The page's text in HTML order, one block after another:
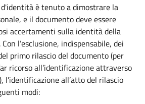
è tenuto a dimostrare la
e il documento deve essere
accertamenti sulla identità della
l’esclusione, indispensabile, dei
primo rilascio del documento (per
ricorso all’identificazione attraverso
), l’identificazione all’atto del rilascio
modi: